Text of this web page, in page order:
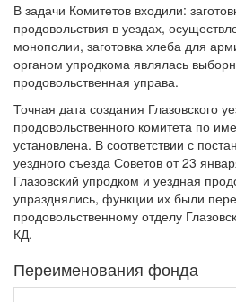
В задачи Комитетов входили:
продовольствия в уездах,
монополии, заготовка хлеба для
органом упродкома являлась
продовольственная управа.
Точная дата создания Глазовского
продовольственного комитета по
установлена. В соответствии с
уездного съезда Советов от 23
Глазовский упродком и уездная
упразднялись, функции их были
продовольственному отделу
КД.
Переименования фонда